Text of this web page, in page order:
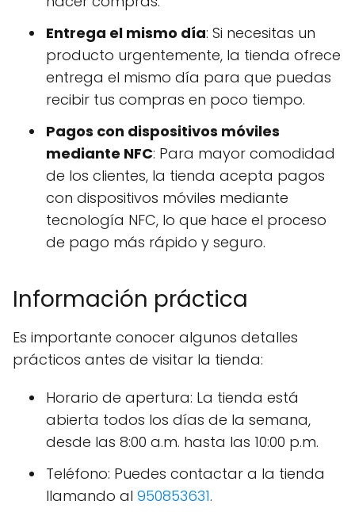
Entrega el mismo día: Si necesitas un
producto urgentemente, la tienda ofrece
entrega el mismo día para que puedas
recibir tus compras en poco tiempo.
Pagos con dispositivos móviles
mediante NFC: Para mayor comodidad
de los clientes, la tienda acepta pagos
con dispositivos móviles mediante
tecnología NFC, lo que hace el proceso
de pago más rápido y seguro.
Información práctica
Es importante conocer algunos detalles
prácticos antes de visitar la tienda:
Horario de apertura: La tienda está
abierta todos los días de la semana,
desde las 8:00 a.m. hasta las 10:00 p.m.
Teléfono: Puedes contactar a la tienda
llamando al 950853631.